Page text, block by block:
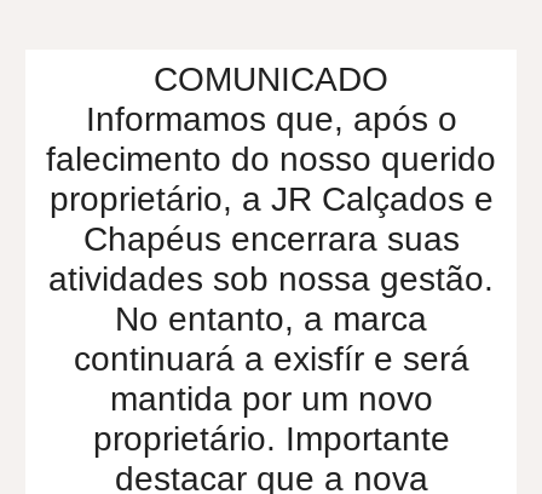
COMUNICADO
Informamos que, após o
falecimento do nosso querido
proprietário, a JR Calçados e
Chapéus encerrara suas
atividades sob nossa gestão.
No entanto, a marca
continuará a exisfír e será
mantida por um novo
proprietário. Importante
destacar que a nova